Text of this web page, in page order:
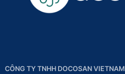
CÔNG TY TNHH DOCOSAN VIETNAM